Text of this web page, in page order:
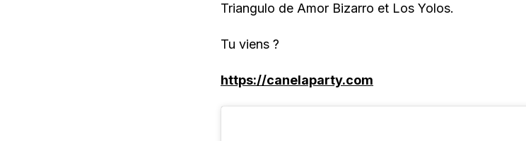
Triangulo de Amor Bizarro et Los Yolos.
Tu viens ?
https://canelaparty.com